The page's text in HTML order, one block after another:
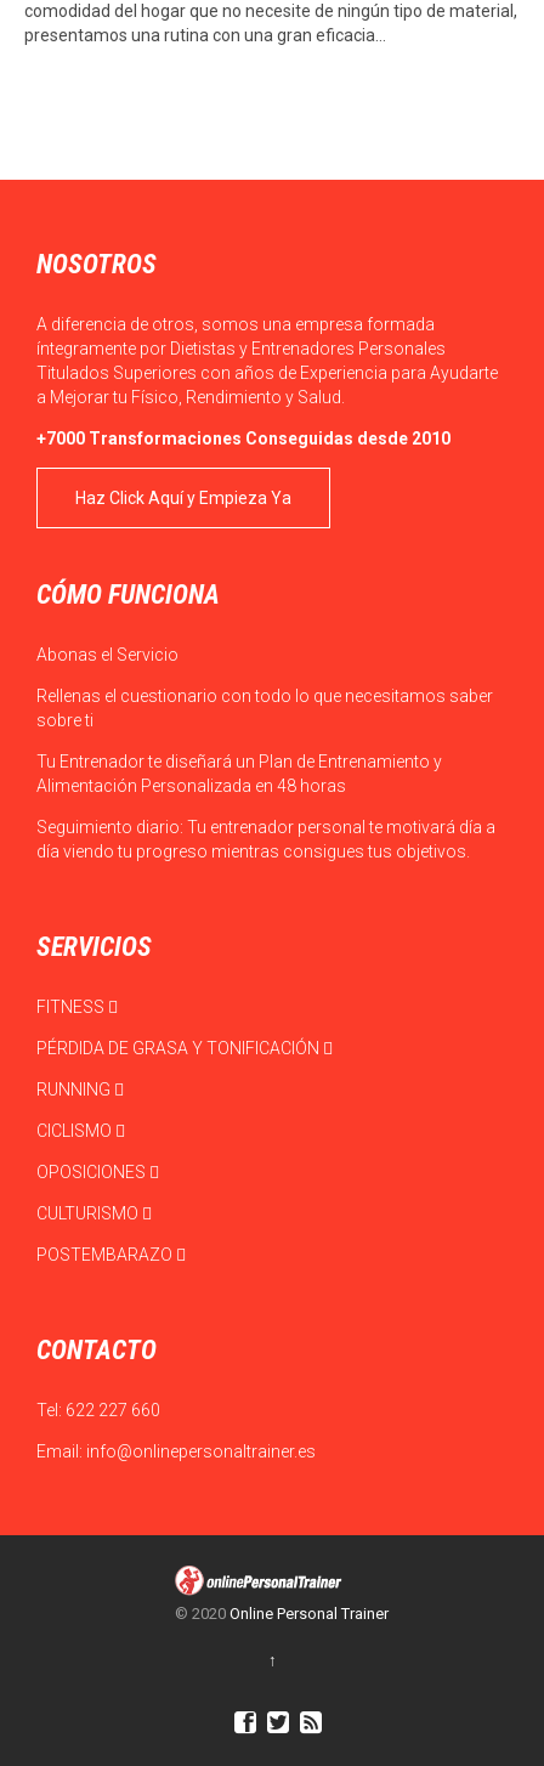
comodidad del hogar que no necesite de ningún tipo de material,
presentamos una rutina con una gran eficacia…
NOSOTROS
A diferencia de otros, somos una empresa formada
íntegramente por Dietistas y Entrenadores Personales
Titulados Superiores con años de Experiencia para Ayudarte
a Mejorar tu Físico, Rendimiento y Salud.
+7000 Transformaciones Conseguidas desde 2010
Haz Click Aquí y Empieza Ya
CÓMO FUNCIONA
Abonas el Servicio
Rellenas el cuestionario con todo lo que necesitamos saber
sobre ti
Tu Entrenador te diseñará un Plan de Entrenamiento y
Alimentación Personalizada en 48 horas
Seguimiento diario: Tu entrenador personal te motivará día a
día viendo tu progreso mientras consigues tus objetivos.
SERVICIOS
FITNESS
PÉRDIDA DE GRASA Y TONIFICACIÓN
RUNNING
CICLISMO
OPOSICIONES
CULTURISMO
POSTEMBARAZO
CONTACTO
Tel: 622 227 660
Email: info@onlinepersonaltrainer.es
© 2020 Online Personal Trainer
↑
  